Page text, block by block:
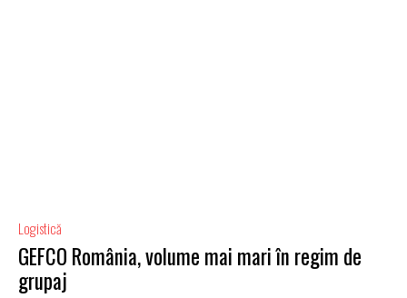
Logistică
GEFCO România, volume mai mari în regim de
grupaj